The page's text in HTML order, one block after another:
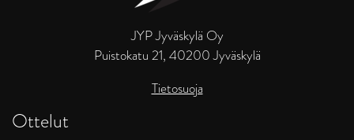
JYP Jyväskylä Oy
Puistokatu 21, 40200 Jyväskylä
Tietosuoja
Ottelut